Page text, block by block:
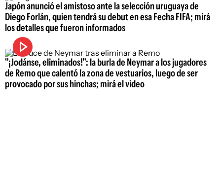
Japón anunció el amistoso ante la selección uruguaya de
Diego Forlán, quien tendrá su debut en esa Fecha FIFA; mirá
los detalles que fueron informados
"¡Jodánse, eliminados!": la burla de Neymar a los jugadores
de Remo que calentó la zona de vestuarios, luego de ser
provocado por sus hinchas; mirá el video